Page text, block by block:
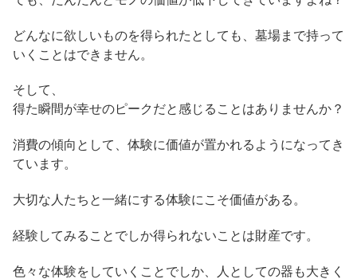
どんなに欲しいものを得られたとしても、墓場まで持って
いくことはできません。
そして、
得た瞬間が幸せのピークだと感じることはありませんか？
消費の傾向として、体験に価値が置かれるようになってき
ています。
大切な人たちと一緒にする体験にこそ価値がある。
経験してみることでしか得られないことは財産です。
色々な体験をしていくことでしか、人としての器も大きく